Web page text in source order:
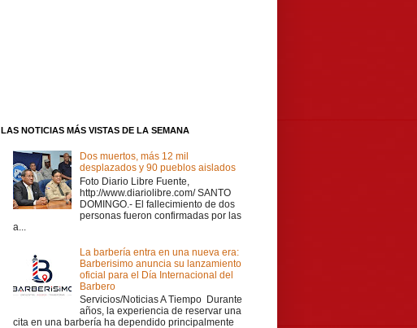
LAS NOTICIAS MÁS VISTAS DE LA SEMANA
Dos muertos, más 12 mil
desplazados y 90 pueblos aislados
Foto Diario Libre Fuente,
http://www.diariolibre.com/ SANTO
DOMINGO.- El fallecimiento de dos
personas fueron confirmadas por las
a...
La barbería entra en una nueva era:
Barberisimo anuncia su lanzamiento
oficial para el Día Internacional del
Barbero
Servicios/Noticias A Tiempo Durante
años, la experiencia de reservar una
cita en una barbería ha dependido principalmente